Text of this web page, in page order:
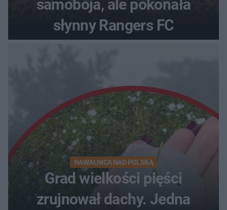
samobója, ale pokonała
słynny Rangers FC
NAWAŁNICA NAD POLSKĄ
Grad wielkości pięści
zrujnował dachy. Jedna